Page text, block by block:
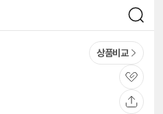
검
색
상품비교
관
심